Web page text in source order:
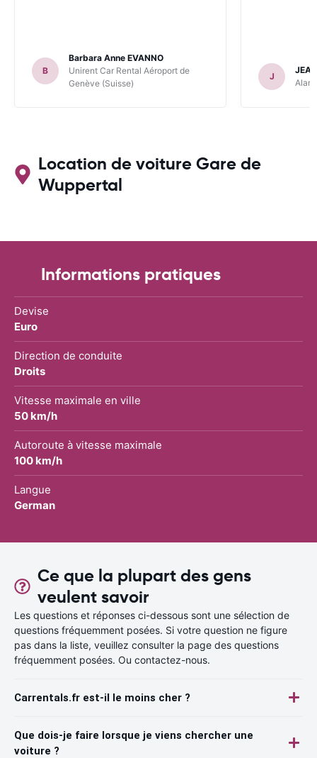
B
Barbara Anne EVANNO
Unirent Car Rental Aéroport de
Genève (Suisse)
J
Location de voiture Gare de
Wuppertal
Informations pratiques
Devise
Euro
Direction de conduite
Droits
Vitesse maximale en ville
50 km/h
Autoroute à vitesse maximale
100 km/h
Langue
German
Ce que la plupart des gens
veulent savoir
Les questions et réponses ci-dessous sont une sélection de
questions fréquemment posées. Si votre question ne figure
pas dans la liste, veuillez consulter la page des questions
fréquemment posées. Ou contactez-nous.
Carrentals.fr est-il le moins cher ?
Que dois-je faire lorsque je viens chercher une
voiture ?